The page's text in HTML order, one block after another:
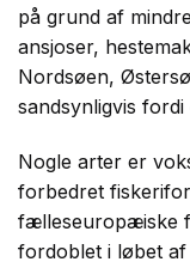
på grund af
ansjoser,
Nordsøen,
sandsynligvis
Nogle arter er
forbedret
fælleseuropæiske
fordoblet i løbet af